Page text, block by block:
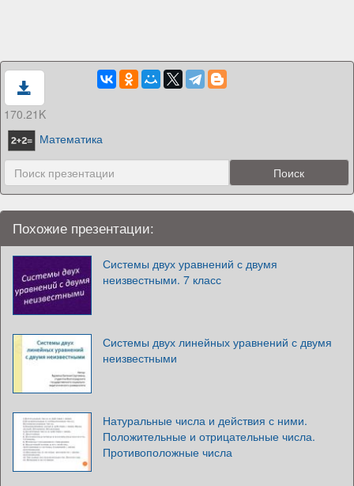
170.21K
Математика
Похожие презентации:
Системы двух уравнений с двумя
неизвестными. 7 класс
Системы двух линейных уравнений с двумя
неизвестными
Натуральные числа и действия с ними.
Положительные и отрицательные числа.
Противоположные числа